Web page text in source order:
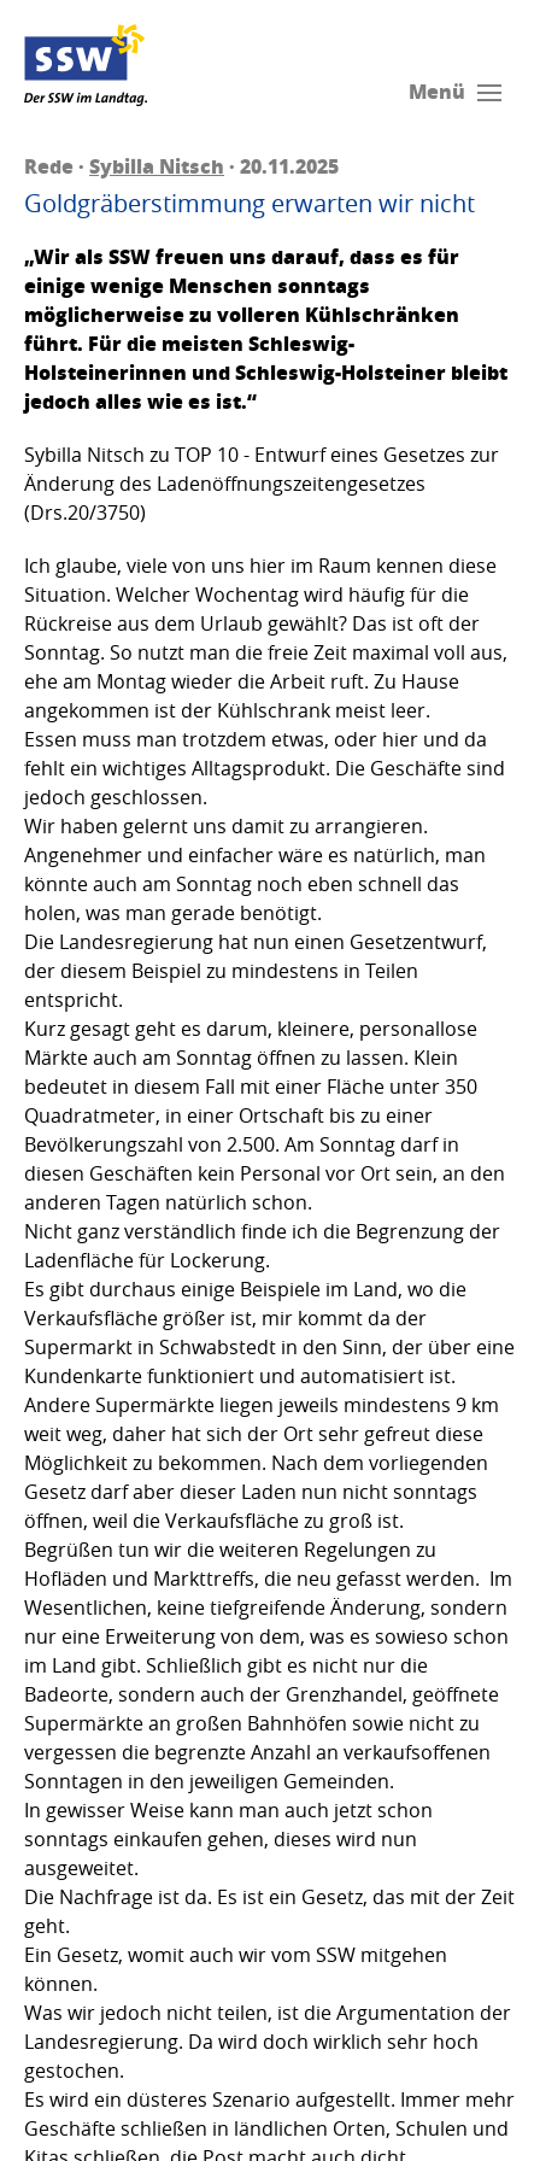
Menü
Rede · Sybilla Nitsch · 20.11.2025
Goldgräberstimmung erwarten wir nicht
„Wir als SSW freuen uns darauf, dass es für
einige wenige Menschen sonntags
möglicherweise zu volleren Kühlschränken
führt. Für die meisten Schleswig-
Holsteinerinnen und Schleswig-Holsteiner bleibt
jedoch alles wie es ist.“
Sybilla Nitsch zu TOP 10 - Entwurf eines Gesetzes zur
Änderung des Ladenöffnungszeitengesetzes
(Drs.20/3750)
Ich glaube, viele von uns hier im Raum kennen diese
Situation. Welcher Wochentag wird häufig für die
Rückreise aus dem Urlaub gewählt? Das ist oft der
Sonntag. So nutzt man die freie Zeit maximal voll aus,
ehe am Montag wieder die Arbeit ruft. Zu Hause
angekommen ist der Kühlschrank meist leer.
Essen muss man trotzdem etwas, oder hier und da
fehlt ein wichtiges Alltagsprodukt. Die Geschäfte sind
jedoch geschlossen.
Wir haben gelernt uns damit zu arrangieren.
Angenehmer und einfacher wäre es natürlich, man
könnte auch am Sonntag noch eben schnell das
holen, was man gerade benötigt.
Die Landesregierung hat nun einen Gesetzentwurf,
der diesem Beispiel zu mindestens in Teilen
entspricht.
Kurz gesagt geht es darum, kleinere, personallose
Märkte auch am Sonntag öffnen zu lassen. Klein
bedeutet in diesem Fall mit einer Fläche unter 350
Quadratmeter, in einer Ortschaft bis zu einer
Bevölkerungszahl von 2.500. Am Sonntag darf in
diesen Geschäften kein Personal vor Ort sein, an den
anderen Tagen natürlich schon.
Nicht ganz verständlich finde ich die Begrenzung der
Ladenfläche für Lockerung.
Es gibt durchaus einige Beispiele im Land, wo die
Verkaufsfläche größer ist, mir kommt da der
Supermarkt in Schwabstedt in den Sinn, der über eine
Kundenkarte funktioniert und automatisiert ist.
Andere Supermärkte liegen jeweils mindestens 9 km
weit weg, daher hat sich der Ort sehr gefreut diese
Möglichkeit zu bekommen. Nach dem vorliegenden
Gesetz darf aber dieser Laden nun nicht sonntags
öffnen, weil die Verkaufsfläche zu groß ist.
Begrüßen tun wir die weiteren Regelungen zu
Hofläden und Markttreffs, die neu gefasst werden. Im
Wesentlichen, keine tiefgreifende Änderung, sondern
nur eine Erweiterung von dem, was es sowieso schon
im Land gibt. Schließlich gibt es nicht nur die
Badeorte, sondern auch der Grenzhandel, geöffnete
Supermärkte an großen Bahnhöfen sowie nicht zu
vergessen die begrenzte Anzahl an verkaufsoffenen
Sonntagen in den jeweiligen Gemeinden.
In gewisser Weise kann man auch jetzt schon
sonntags einkaufen gehen, dieses wird nun
ausgeweitet.
Die Nachfrage ist da. Es ist ein Gesetz, das mit der Zeit
geht.
Ein Gesetz, womit auch wir vom SSW mitgehen
können.
Was wir jedoch nicht teilen, ist die Argumentation der
Landesregierung. Da wird doch wirklich sehr hoch
gestochen.
Es wird ein düsteres Szenario aufgestellt. Immer mehr
Geschäfte schließen in ländlichen Orten, Schulen und